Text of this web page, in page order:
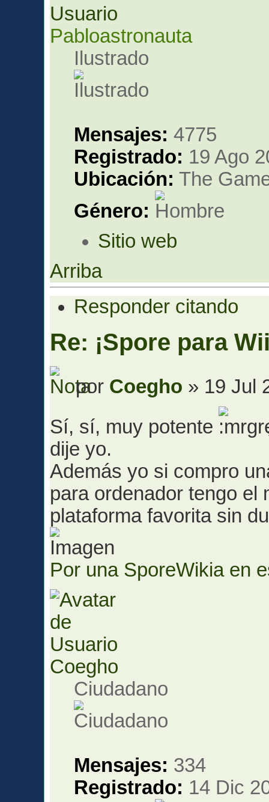
Pabloastronauta
Ilustrado
Mensajes: 4775
Registrado: 19 Ago
Ubicación: The
Género:
Sitio web
Arriba
Responder citando
Re: ¡Spore para
por Coegho » 19 Jul
Sí, sí, muy potente
dije yo.
Además yo si compro
para ordenador tengo el
plataforma favorita sin
Por una SporeWikia en
Coegho
Ciudadano
Mensajes: 334
Registrado: 14 Dic